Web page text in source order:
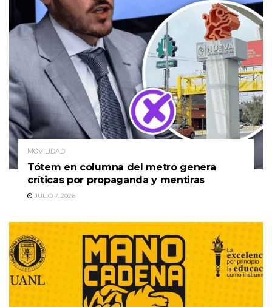
MOVILIDAD
Tótem en columna del metro genera
críticas por propaganda y mentiras
JULIO 7, 2026